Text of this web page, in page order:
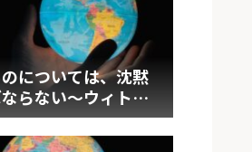
については、沈黙
らない～ウィトゲ
ン 『論理哲学論